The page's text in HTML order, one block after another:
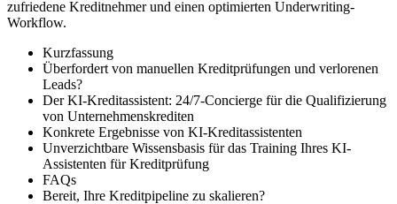
zufriedene Kreditnehmer und einen optimierten Underwriting-
Workflow.
Kurzfassung
Überfordert von manuellen Kreditprüfungen und verlorenen
Leads?
Der KI-Kreditassistent: 24/7-Concierge für die Qualifizierung
von Unternehmenskrediten
Konkrete Ergebnisse von KI-Kreditassistenten
Unverzichtbare Wissensbasis für das Training Ihres KI-
Assistenten für Kreditprüfung
FAQs
Bereit, Ihre Kreditpipeline zu skalieren?